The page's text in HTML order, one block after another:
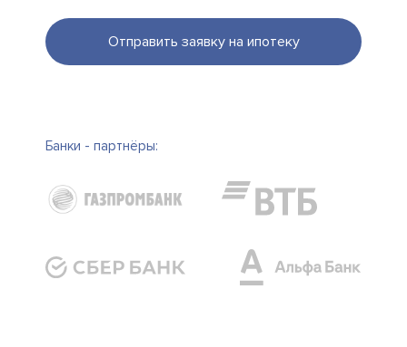
Отправить заявку на ипотеку
Банки - партнёры: